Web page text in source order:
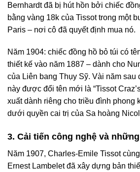
Bernhardt đã bị hút hồn bởi chiếc
bằng vàng 18k của Tissot trong một
Paris – nơi cô đã quyết định mua nó.
Năm 1904: chiếc đồng hồ bỏ túi có
thiết kế vào năm 1887 – dành cho
của Liên bang Thụy Sỹ. Vài năm sau
này được đổi tên mới là “Tissot
xuất dành riêng cho triều đình phong
dưới quyền cai trị của Sa hoàng
3. Cải tiến công nghệ và
Năm 1907, Charles-Emile Tissot
Ernest Lambelet đã xây dựng bản